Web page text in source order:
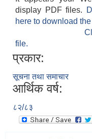
display PDF files.
here to download
file.
प्रकार:
सूचना तथा समाचार
आर्थिक वर्ष:
८२/८३